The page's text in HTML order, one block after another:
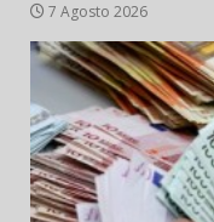
7 Agosto 2026